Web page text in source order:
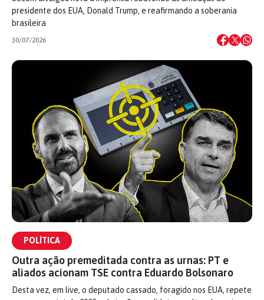
presidente dos EUA, Donald Trump, e reafirmando a soberania
brasileira
30/07/2026
POLÍTICA
Outra ação premeditada contra as urnas: PT e
aliados acionam TSE contra Eduardo Bolsonaro
Desta vez, em live, o deputado cassado, foragido nos EUA, repete